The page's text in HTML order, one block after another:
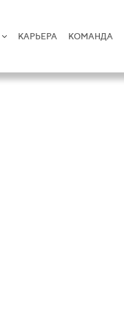
КАРЬЕРА КОМАНДА